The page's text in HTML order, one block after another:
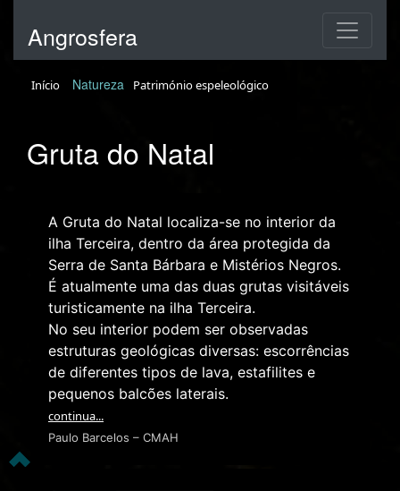
Angrosfera
Início Natureza Património espeleológico
Gruta do Natal
A Gruta do Natal localiza-se no interior da
ilha Terceira, dentro da área protegida da
Serra de Santa Bárbara e Mistérios Negros.
É atualmente uma das duas grutas visitáveis
turisticamente na ilha Terceira.
No seu interior podem ser observadas
estruturas geológicas diversas: escorrências
de diferentes tipos de lava, estafilites e
pequenos balcões laterais.
continua...
Paulo Barcelos – CMAH